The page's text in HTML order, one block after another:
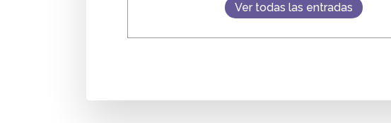
Ver todas las entradas